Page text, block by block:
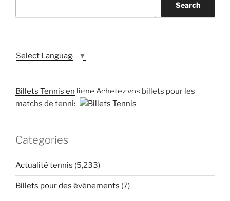
Search
Select Language ▼
Billets Tennis en ligne Achetez vos billets pour les
matchs de tennis
Categories
Actualité tennis (5,233)
Billets pour des événements (7)